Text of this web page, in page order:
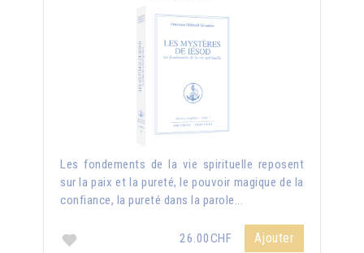
Les fondements de la vie spirituelle reposent
sur la paix et la pureté, le pouvoir magique de la
confiance, la pureté dans la parole...
26.00CHF Ajouter